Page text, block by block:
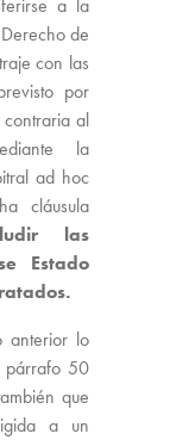
a la
de
con las
por
contraria al
la
ad hoc
cláusula
las
Estado
anterior lo
párrafo 50
que
a un